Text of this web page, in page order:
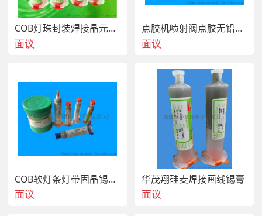
COB灯珠封装焊接晶元无铅固晶锡膏
面议
点胶机喷射阀点胶无铅220度高温针筒锡膏
面议
COB软灯条灯带固晶锡膏焊点光亮推力大
面议
华茂翔硅麦焊接画线锡膏
面议